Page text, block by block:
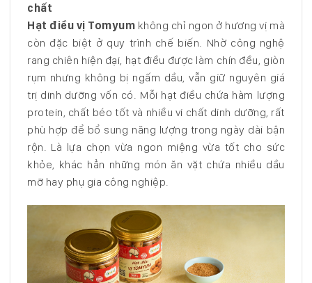
chất
Hạt điều vị Tomyum không chỉ ngon ở hương vị mà
còn đặc biệt ở quy trình chế biến. Nhờ công nghệ
rang chiên hiện đại, hạt điều được làm chín đều, giòn
rụm nhưng không bị ngấm dầu, vẫn giữ nguyên giá
trị dinh dưỡng vốn có. Mỗi hạt điều chứa hàm lượng
protein, chất béo tốt và nhiều vi chất dinh dưỡng, rất
phù hợp để bổ sung năng lượng trong ngày dài bận
rộn. Là lựa chọn vừa ngon miệng vừa tốt cho sức
khỏe, khác hẳn những món ăn vặt chứa nhiều dầu
mỡ hay phụ gia công nghiệp.